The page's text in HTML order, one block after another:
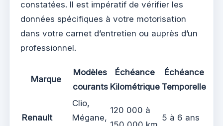
constatées. Il est impératif de vérifier les
données spécifiques à votre motorisation
dans votre carnet d’entretien ou auprès d’un
professionnel.
Marque
Modèles
courants
Échéance
Kilométrique
Échéance
Temporelle
Renault
Clio,
Mégane,
120 000 à
5 à 6 ans